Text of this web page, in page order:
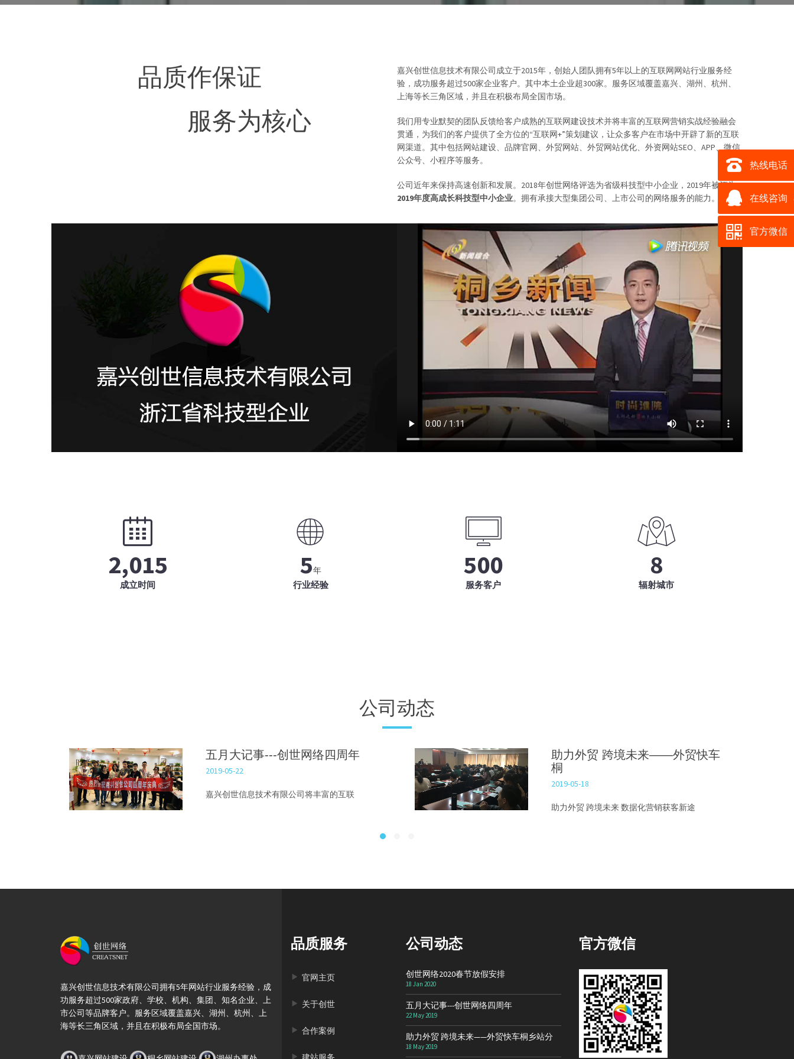
品质作保证
服务为核心
嘉兴创世信息技术有限公司成立于2015年，创始人团队拥有5年以上的互联网网站行业服务经
验，成功服务超过500家企业客户。其中本土企业超300家。服务区域覆盖嘉兴、湖州、杭州、
上海等长三角区域，并且在积极布局全国市场。
我们用专业默契的团队反馈给客户成熟的互联网建设技术并将丰富的互联网营销实战经验融会
贯通，为我们的客户提供了全方位的“互联网+”策划建议，让众多客户在市场中开辟了新的互联
网渠道。其中包括网站建设、品牌官网、外贸网站、外贸网站优化、外资网站SEO、APP、微信
公众号、小程序等服务。
公司近年来保持高速创新和发展。2018年创世网络评选为省级科技型中小企业，2019年被评为
2019年度高成长科技型中小企业。拥有承接大型集团公司、上市公司的网络服务的能力。
2,015
成立时间
5年
行业经验
500
服务客户
8
辐射城市
公司动态
五月大记事---创世网络四周年
2019-05-22
嘉兴创世信息技术有限公司将丰富的互联
助力外贸 跨境未来——外贸快车
桐
2019-05-18
助力外贸 跨境未来 数据化营销获客新途
嘉兴创世信息技术有限公司拥有5年网站行业服务经验，成
功服务超过500家政府、学校、机构、集团、知名企业、上
市公司等品牌客户。服务区域覆盖嘉兴、湖州、杭州、上
海等长三角区域，并且在积极布局全国市场。
品质服务
官网主页
关于创世
合作案例
公司动态
创世网络2020春节放假安排
18 Jan 2020
五月大记事---创世网络四周年
22 May 2019
助力外贸 跨境未来——外贸快车桐乡站分
18 May 2019
官方微信
热线电话
在线咨询
官方微信